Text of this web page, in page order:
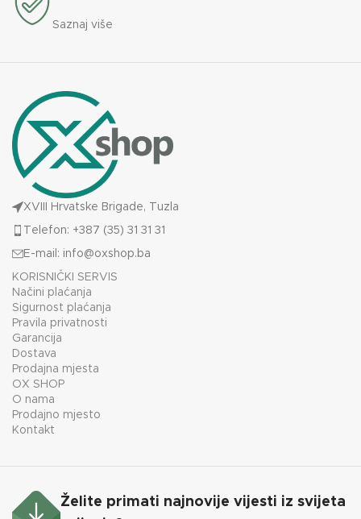
Saznaj više
XVIII Hrvatske Brigade, Tuzla
Telefon: +387 (35) 31 31 31
E-mail: info@oxshop.ba
KORISNIČKI SERVIS
Načini plaćanja
Sigurnost plaćanja
Pravila privatnosti
Garancija
Dostava
Prodajna mjesta
OX SHOP
O nama
Prodajno mjesto
Kontakt
Želite primati najnovije vijesti iz svijeta